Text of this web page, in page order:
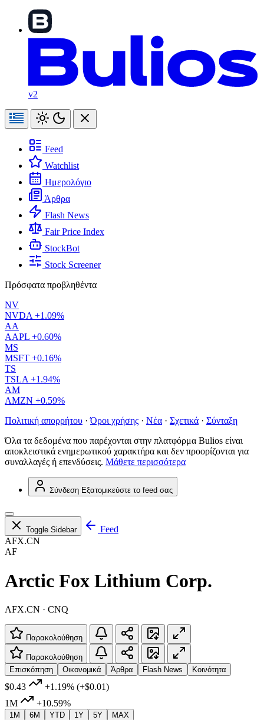
v2
Feed
Watchlist
Ημερολόγιο
Άρθρα
Flash News
Fair Price Index
StockBot
Stock Screener
Πρόσφατα προβληθέντα
NV
NVDA +1.09%
AA
AAPL +0.60%
MS
MSFT +0.16%
TS
TSLA +1.94%
AM
AMZN +0.59%
Πολιτική απορρήτου · Όροι χρήσης · Νέα · Σχετικά · Σύνταξη
Όλα τα δεδομένα που παρέχονται στην πλατφόρμα Bulios είναι
αποκλειστικά ενημερωτικού χαρακτήρα και δεν προορίζονται για
συναλλαγές ή επενδύσεις. Μάθετε περισσότερα
Σύνδεση Εξατομικεύστε το feed σας
Toggle Sidebar
Feed
AFX.CN
AF
Arctic Fox Lithium Corp.
AFX.CN · CNQ
Παρακολούθηση
Παρακολούθηση
Επισκόπηση
Οικονομικά Άρθρα Flash News Κοινότητα
$0.43 +1.19% (+$0.01)
1M
+10.59%
1M 6M YTD 1Y 5Y MAX